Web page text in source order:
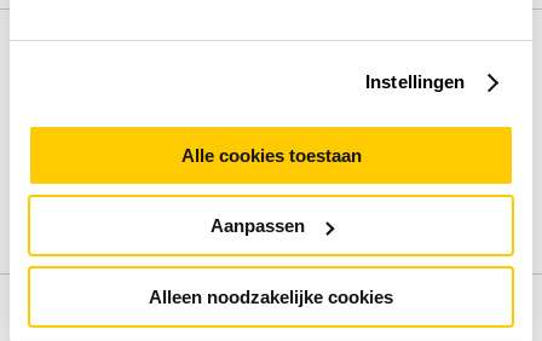
Instellingen
Alle cookies toestaan
Aanpassen
Alleen noodzakelijke cookies
Intern geheugen32 GB
1000 GB
Processorfamilie
BesturingssysteemWindows 11 Pro
Bekijk alle specificaties
Review